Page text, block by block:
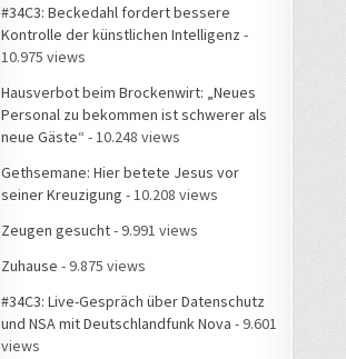
#34C3: Beckedahl fordert bessere
Kontrolle der künstlichen Intelligenz -
10.975 views
Hausverbot beim Brockenwirt: „Neues
Personal zu bekommen ist schwerer als
neue Gäste“ - 10.248 views
Gethsemane: Hier betete Jesus vor
seiner Kreuzigung - 10.208 views
Zeugen gesucht- 9.991 views
Zuhause - 9.875 views
#34C3: Live-Gespräch über Datenschutz
und NSA mit Deutschlandfunk Nova - 9.601
views